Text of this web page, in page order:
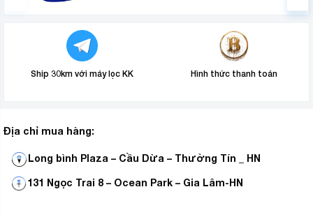
Ship 30km với máy lọc KK Hình thức thanh toán
Địa chỉ mua hàng:
Long bình Plaza – Cầu Dừa – Thường Tín _ HN
131 Ngọc Trai 8 – Ocean Park – Gia Lâm-HN